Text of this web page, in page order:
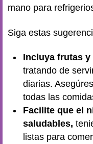
mano para
Siga estas
Incluya frutas
tratando de
diarias.
todas las
Facilite que el
saludables,
listas para